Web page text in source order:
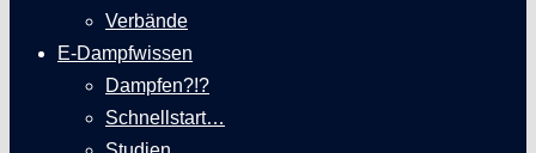
Verbände
E-Dampfwissen
Dampfen?!?
Schnellstart…